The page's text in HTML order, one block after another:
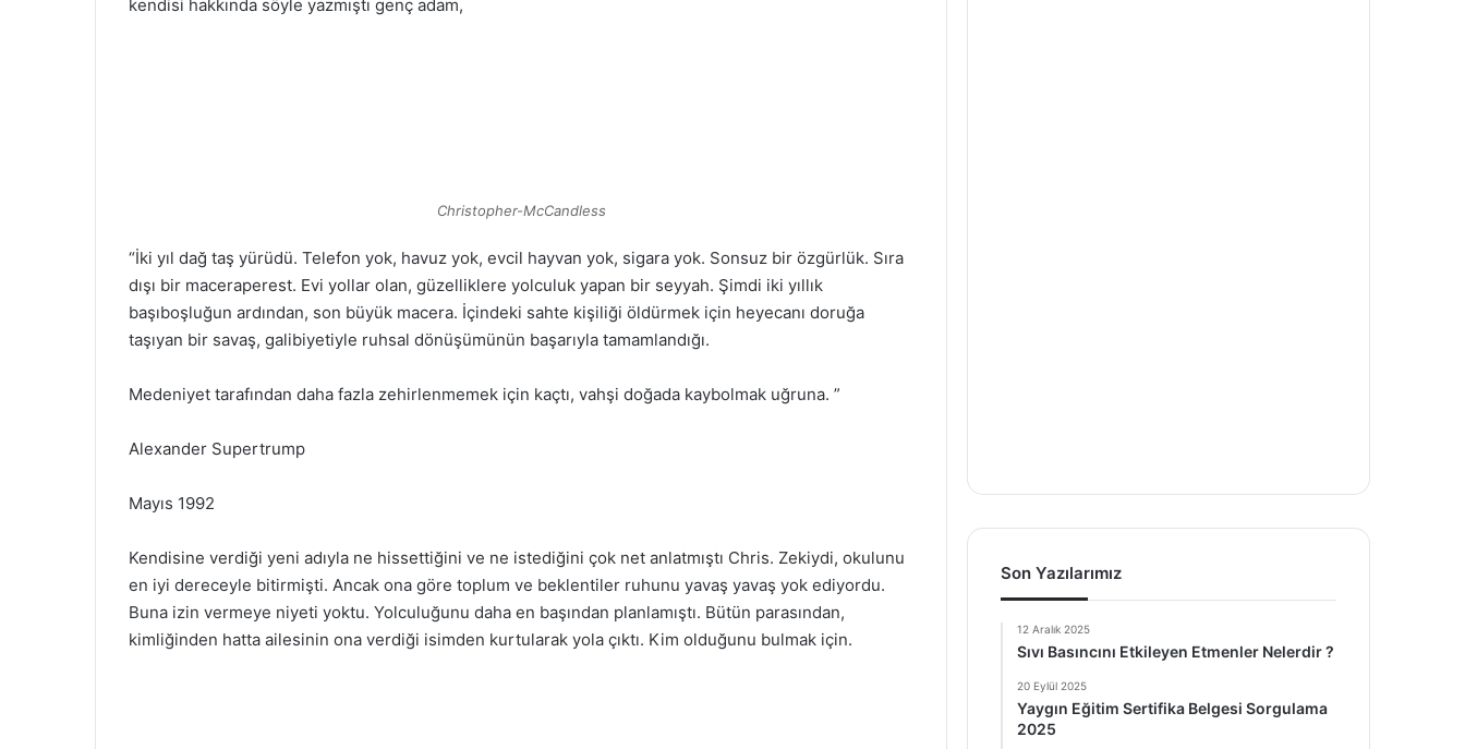
kendisi hakkında söyle yazmıştı genç adam,
Christopher-McCandless
“İki yıl dağ taş yürüdü. Telefon yok, havuz yok, evcil hayvan yok, sigara yok. Sonsuz bir özgürlük. Sıra
dışı bir maceraperest. Evi yollar olan, güzelliklere yolculuk yapan bir seyyah. Şimdi iki yıllık
başıboşluğun ardından, son büyük macera. İçindeki sahte kişiliği öldürmek için heyecanı doruğa
taşıyan bir savaş, galibiyetiyle ruhsal dönüşümünün başarıyla tamamlandığı.
Medeniyet tarafından daha fazla zehirlenmemek için kaçtı, vahşi doğada kaybolmak uğruna. ”
Alexander Supertrump
Mayıs 1992
Kendisine verdiği yeni adıyla ne hissettiğini ve ne istediğini çok net anlatmıştı Chris. Zekiydi, okulunu
en iyi dereceyle bitirmişti. Ancak ona göre toplum ve beklentiler ruhunu yavaş yavaş yok ediyordu.
Buna izin vermeye niyeti yoktu. Yolculuğunu daha en başından planlamıştı. Bütün parasından,
kimliğinden hatta ailesinin ona verdiği isimden kurtularak yola çıktı. Kim olduğunu bulmak için.
Son Yazılarımız
12 Aralık 2025
Sıvı Basıncını Etkileyen Etmenler Nelerdir ?
20 Eylül 2025
Yaygın Eğitim Sertifika Belgesi Sorgulama
2025